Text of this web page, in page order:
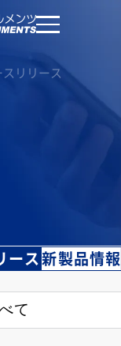
リリース
ース新製品情報